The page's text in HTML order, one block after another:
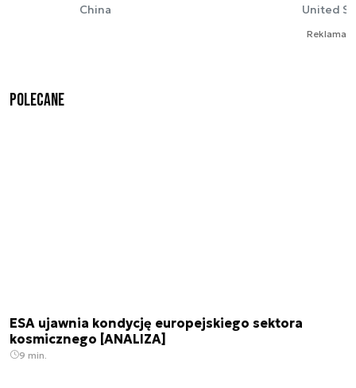
China
United
Reklama
Polecane
ESA ujawnia kondycję europejskiego sektora
kosmicznego [ANALIZA]
9 min.